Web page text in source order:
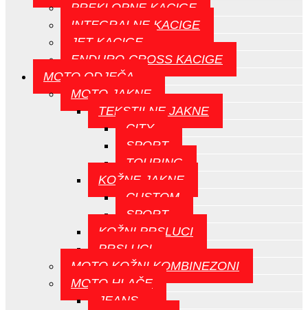
PREKLOPNE KACIGE
INTEGRALNE KACIGE
JET KACIGE
ENDURO-CROSS KACIGE
MOTO ODJEČA
MOTO JAKNE
TEKSTILNE JAKNE
CITY
SPORT
TOURING
KOŽNE JAKNE
CUSTOM
SPORT
KOŽNI PRSLUCI
PRSLUCI
MOTO KOŽNI KOMBINEZONI
MOTO HLAČE
JEANS